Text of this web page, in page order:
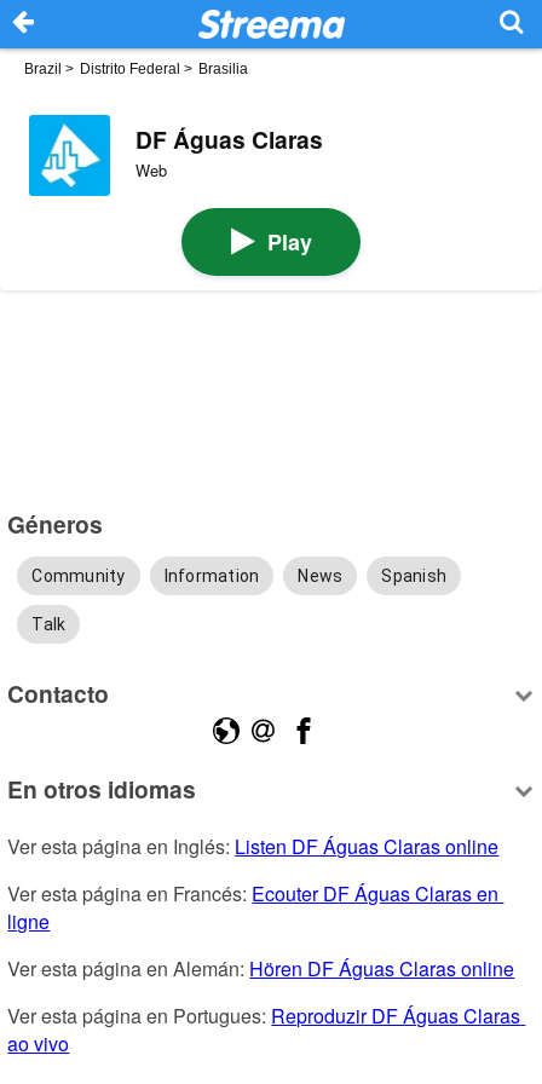
Brazil > Distrito Federal > Brasilia
DF Águas Claras
Web
Play
Géneros
Community Information News Spanish
Talk
Contacto
En otros idiomas
Ver esta página en Inglés: Listen DF Águas Claras online
Ver esta página en Francés: Ecouter DF Águas Claras en
ligne
Ver esta página en Alemán: Hören DF Águas Claras online
Ver esta página en Portugues: Reproduzir DF Águas Claras
ao vivo